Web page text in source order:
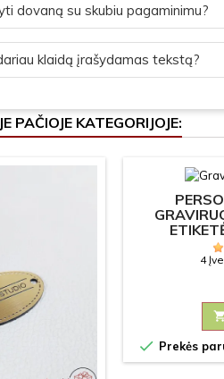
dovaną su skubiu pagaminimu?
klaidą įrašydamas tekstą?
PAČIOJE KATEGORIJOJE:
4

 Prekės